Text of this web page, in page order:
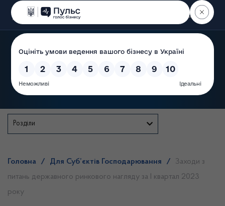
Пошук
Розділи
Головна / Для Суб’єктів Господарювання /
Заходи з
питань державного ринкового нагляду за І квартал 2023
року